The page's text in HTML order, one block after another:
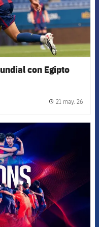
con Egipto
21 may. 26
Barcelona badge